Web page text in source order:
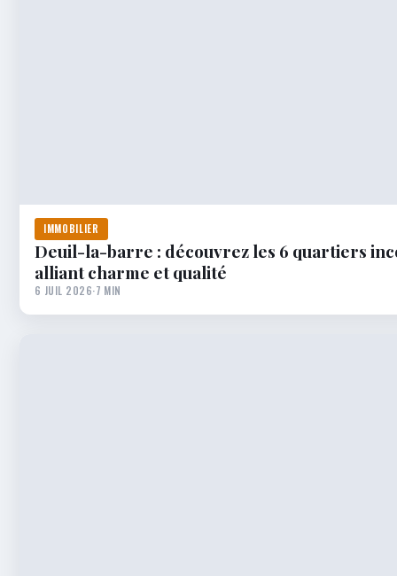
IMMOBILIER
Deuil-la-barre : découvrez les 6 quartiers
alliant charme et qualité
6 JUIL 2026·7 MIN